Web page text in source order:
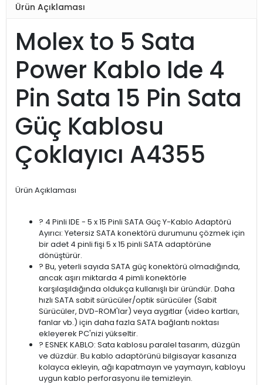
Ürün Açıklaması
Molex to 5 Sata
Power Kablo Ide 4
Pin Sata 15 Pin Sata
Güç Kablosu
Çoklayıcı A4355
Ürün Açıklaması
? 4 Pinli IDE - 5 x 15 Pinli SATA Güç Y-Kablo Adaptörü
Ayırıcı: Yetersiz SATA konektörü durumunu çözmek için
bir adet 4 pinli fişi 5 x 15 pinli SATA adaptörüne
dönüştürür.
? Bu, yeterli sayıda SATA güç konektörü olmadığında,
ancak aşırı miktarda 4 pimli konektörle
karşılaşıldığında oldukça kullanışlı bir üründür. Daha
hızlı SATA sabit sürücüler/optik sürücüler (Sabit
Sürücüler, DVD-ROM'lar) veya aygıtlar (video kartları,
fanlar vb.) için daha fazla SATA bağlantı noktası
ekleyerek PC'nizi yükseltir.
? ESNEK KABLO: Sata kablosu paralel tasarım, düzgün
ve düzdür. Bu kablo adaptörünü bilgisayar kasanıza
kolayca ekleyin, ağı kapatmayın ve yaymayın, kabloyu
uygun kablo perforasyonu ile temizleyin.